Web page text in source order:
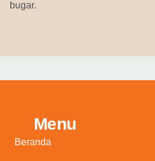
bugar.
Menu
Beranda